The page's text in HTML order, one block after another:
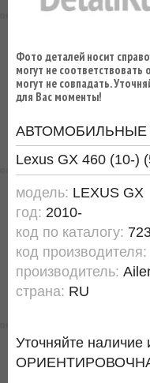
Фото деталей носит
могут не соответствовать
могут не совпадать.
для Вас моменты!
АВТОМОБИЛЬНЫЕ
Lexus GX 460 (10-)
модель: LEXUS GX
год: 2010-
код по каталогу:
код производителя:
производитель:
страна: RU
Уточняйте наличие